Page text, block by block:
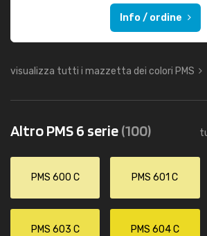
Info / ordine
visualizza tutti i mazzetta dei colori PMS
Altro PMS 6 serie(100)
PMS 600 C PMS 601 C
PMS 603 C PMS 604 C